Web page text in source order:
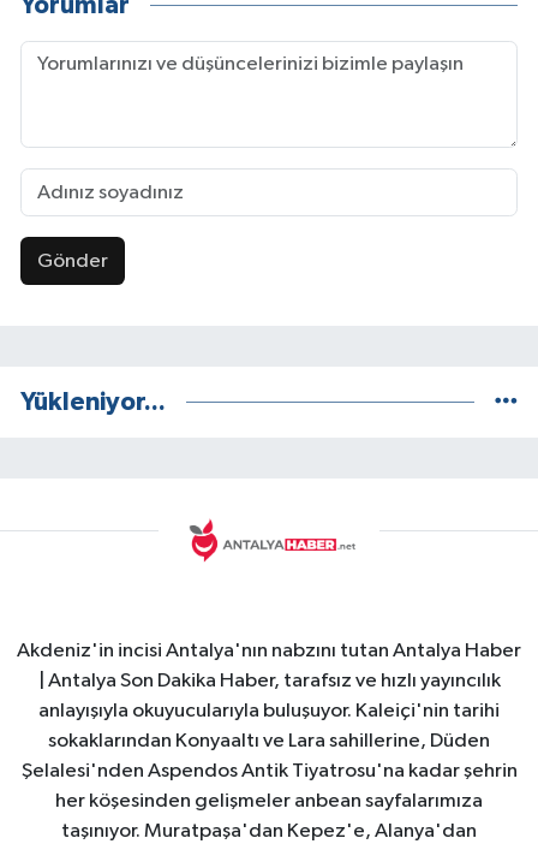
Yorumlar
Gönder
Yükleniyor...
Akdeniz'in incisi Antalya'nın nabzını tutan Antalya Haber
| Antalya Son Dakika Haber, tarafsız ve hızlı yayıncılık
anlayışıyla okuyucularıyla buluşuyor. Kaleiçi'nin tarihi
sokaklarından Konyaaltı ve Lara sahillerine, Düden
Şelalesi'nden Aspendos Antik Tiyatrosu'na kadar şehrin
her köşesinden gelişmeler anbean sayfalarımıza
taşınıyor. Muratpaşa'dan Kepez'e, Alanya'dan